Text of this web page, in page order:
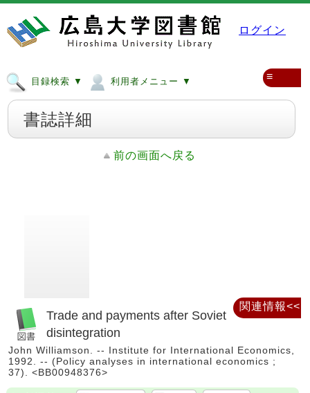
ログイン
目録検索 ▼ 利用者メニュー ▼ ≡
書誌詳細
前の画面へ戻る
Trade and payments after Soviet
disintegration
John Williamson. -- Institute for International Economics,
1992. -- (Policy analyses in international economics ;
37). <BB00948376>
関連情報<<